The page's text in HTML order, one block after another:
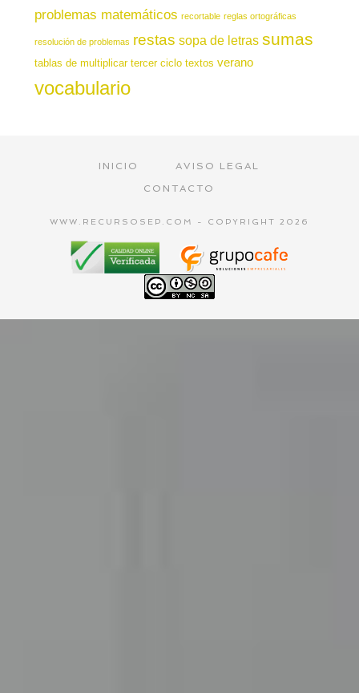
problemas matemáticos recortable reglas ortográficas
resolución de problemas restas sopa de letras sumas
tablas de multiplicar tercer ciclo textos verano
vocabulario
INICIO
AVISO LEGAL
CONTACTO
WWW.RECURSOSEP.COM - COPYRIGHT 2026